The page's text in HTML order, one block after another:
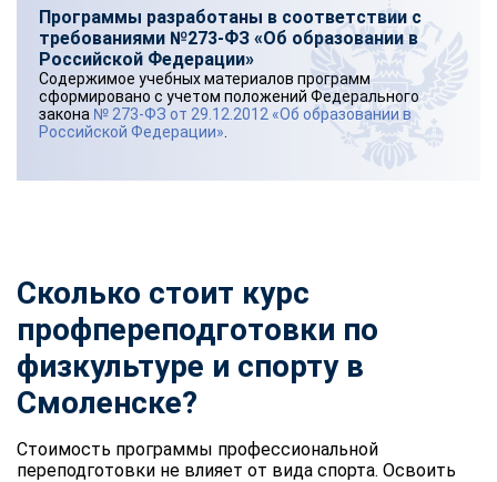
Программы разработаны в соответствии с
требованиями №273-ФЗ «Об образовании в
Российской Федерации»
Содержимое учебных материалов программ
сформировано с учетом положений Федерального
закона № 273-ФЗ от 29.12.2012 «Об образовании в
Российской Федерации»
Сколько стоит курс
профпереподготовки по
физкультуре и спортув
Смоленске?
Стоимость программы профессиональной
переподготовки не влияет от вида спорта. Освоить